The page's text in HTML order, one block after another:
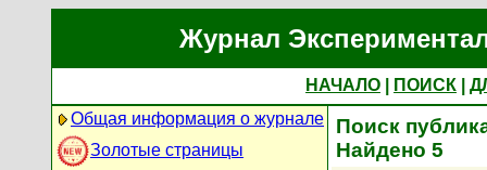
Журнал
НАЧАЛО ПОИСК
Общая информация о журнале
Золотые страницы
Поиск
Найдено 5